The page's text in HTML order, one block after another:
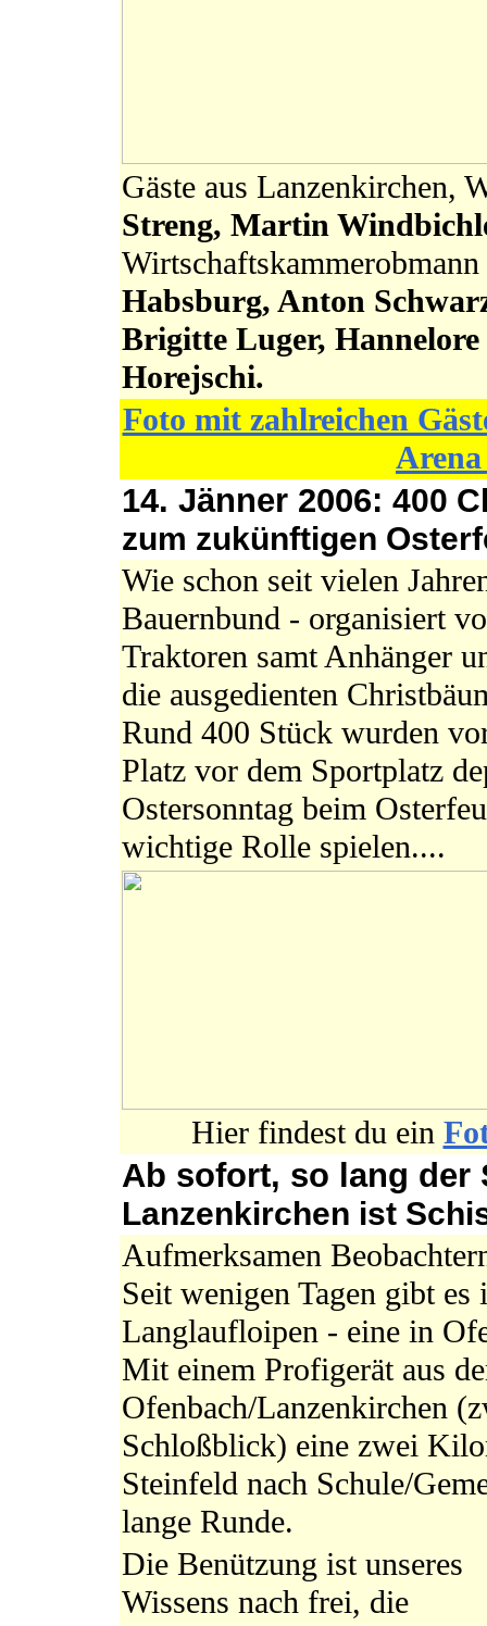
Gäste aus Lanzenkirchen,
Streng, Martin
Wirtschaftskammerobmann
Habsburg, Anton
Brigitte Luger,
Horejschi.
Foto mit zahlreichen
14. Jänner 2006: 400
zum zukünftigen
Wie schon seit vielen
Bauernbund - organisiert
Traktoren samt Anhänger
die ausgedienten
Rund 400 Stück wurden
Platz vor dem Sportplatz
Ostersonntag beim
wichtige Rolle spielen....
Hier findest du ein
Ab sofort, so lang der
Lanzenkirchen ist
Aufmerksamen
Seit wenigen Tagen gibt
Langlaufloipen - eine in
Mit einem Profigerät aus
Ofenbach/Lanzenkirchen
Schloßblick) eine zwei
Steinfeld nach Schule/
lange Runde.
Die Benützung ist unseres
Wissens nach frei, die